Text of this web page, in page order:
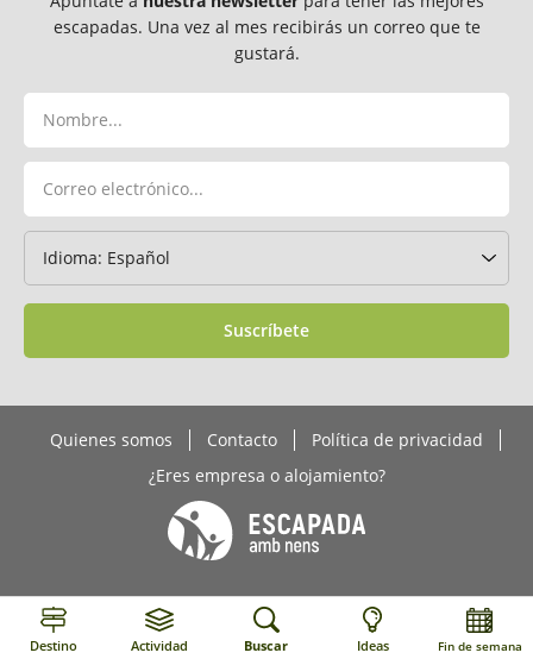
escapadas. Una vez al mes recibirás un correo que te
gustará.
Suscríbete
Quienes somos Contacto
Política de privacidad
¿Eres empresa o alojamiento?
Destino Actividad Buscar Ideas Fin de semana